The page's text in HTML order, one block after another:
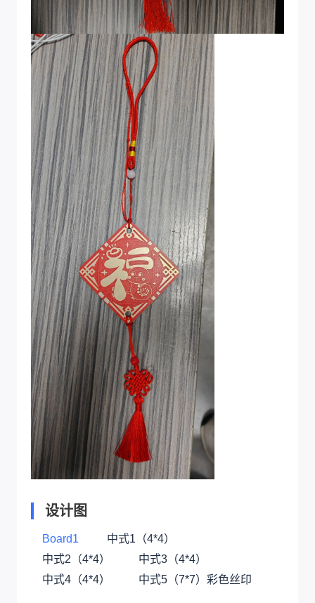
设计图
Board1
中式1（4*4）
中式2（4*4）
中式3（4*4）
中式4（4*4）
中式5（7*7）彩色丝印